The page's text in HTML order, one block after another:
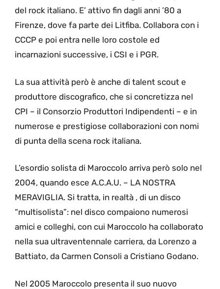
del rock italiano. E’ attivo fin dagli anni ’80 a
Firenze, dove fa parte dei Litfiba. Collabora con i
CCCP e poi entra nelle loro costole ed
incarnazioni successive, i CSI e i PGR.
La sua attività però è anche di talent scout e
produttore discografico, che si concretizza nel
CPI – il Consorzio Produttori Indipendenti – e in
numerose e prestigiose collaborazioni con nomi
di punta della scena rock italiana.
L’esordio solista di Maroccolo arriva però solo nel
2004, quando esce A.C.A.U. – LA NOSTRA
MERAVIGLIA. Si tratta, in realtà , di un disco
“multisolista”: nel disco compaiono numerosi
amici e colleghi, con cui Maroccolo ha collaborato
nella sua ultraventennale carriera, da Lorenzo a
Battiato, da Carmen Consoli a Cristiano Godano.
Nel 2005 Maroccolo presenta il suo nuovo